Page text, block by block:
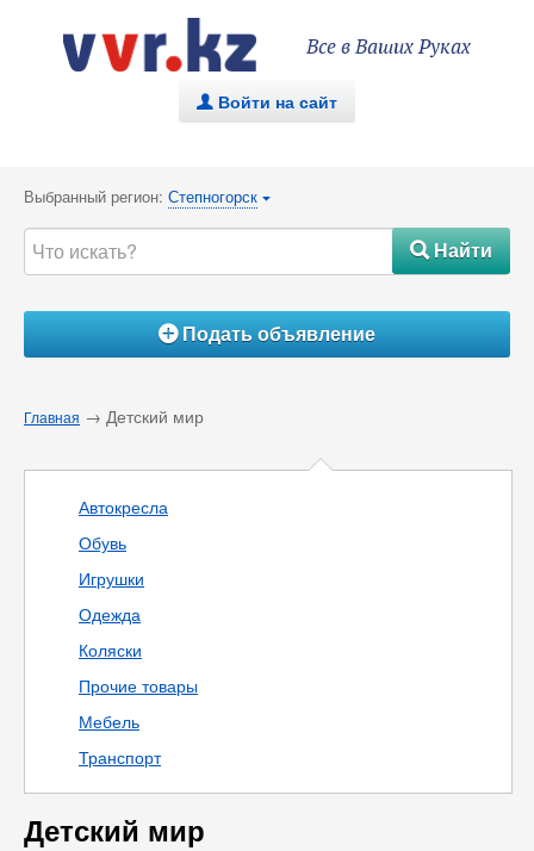
Все в Ваших Руках
. Войти на сайт
Выбранный регион: Степногорск {
#Найти
ÁПодать объявление
Главная → Детский мир
Автокресла
Обувь
Игрушки
Одежда
Коляски
Прочие товары
Мебель
Транспорт
Детский мир